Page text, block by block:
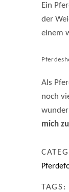
Ein
der
einem
Als
noch
mich
TAGS: